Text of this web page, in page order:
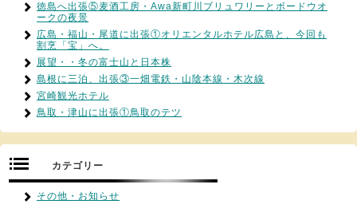
徳島へ出張⑤麦酒工房・Awa新町川ブリュワリーとボードウオ
ークの夜景
広島・福山・尾道に出張①オリエンタルホテル広島と、今回も
割烹「宝」へ。
展望・・冬の富士山と日本株
島根に三泊、出張③一畑電鉄・山陰本線・木次線
宮崎観光ホテル
鳥取・津山に出張①鳥取のテツ
カテゴリー
その他・お知らせ